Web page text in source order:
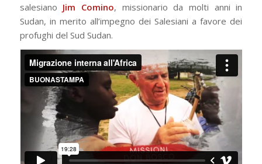
salesiano Jim Comino, missionario da molti anni in
Sudan, in merito all’impegno dei Salesiani a favore dei
profughi del Sud Sudan.